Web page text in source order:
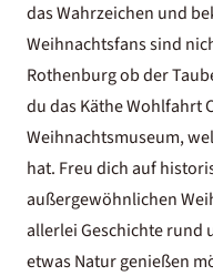
das Wahrzeichen und
Weihnachtsfans sind
Rothenburg ob der
du das Käthe Wohlfahrt
Weihnachtsmuseum,
hat. Freu dich auf
außergewöhnlichen
allerlei Geschichte rund
etwas Natur genießen